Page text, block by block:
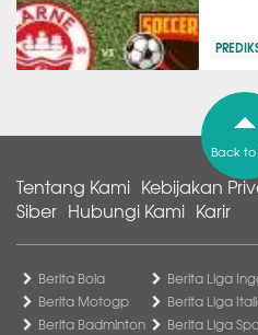
Back
Tentang Kami Kebijakan
Siber Hubungi Kami Karir
Berita Bola
Berita Motogp
Berita Badminton
Berita Liga
Berita Liga
Berita Liga